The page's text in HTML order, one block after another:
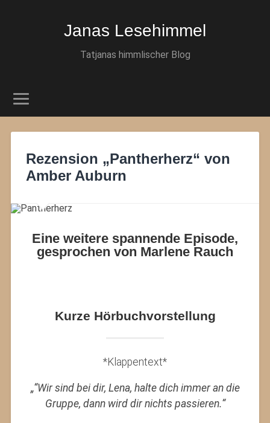
Janas Lesehimmel
Tatjanas himmlischer Blog
Rezension „Pantherherz“ von
Amber Auburn
Eine weitere spannende Episode,
gesprochen von Marlene Rauch
Kurze Hörbuchvorstellung
*Klappentext*
„“Wir sind bei dir, Lena, halte dich immer an die
Gruppe, dann wird dir nichts passieren.“